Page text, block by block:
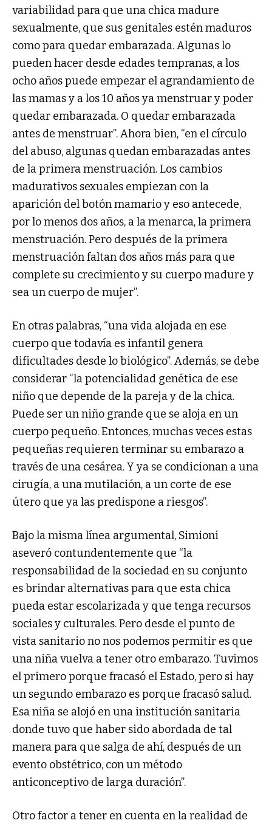
variabilidad para que una chica madure
sexualmente, que sus genitales estén maduros
como para quedar embarazada. Algunas lo
pueden hacer desde edades tempranas, a los
ocho años puede empezar el agrandamiento de
las mamas y a los 10 años ya menstruar y poder
quedar embarazada. O quedar embarazada
antes de menstruar”. Ahora bien, “en el círculo
del abuso, algunas quedan embarazadas antes
de la primera menstruación. Los cambios
madurativos sexuales empiezan con la
aparición del botón mamario y eso antecede,
por lo menos dos años, a la menarca, la primera
menstruación. Pero después de la primera
menstruación faltan dos años más para que
complete su crecimiento y su cuerpo madure y
sea un cuerpo de mujer”.
En otras palabras, “una vida alojada en ese
cuerpo que todavía es infantil genera
dificultades desde lo biológico”. Además, se debe
considerar “la potencialidad genética de ese
niño que depende de la pareja y de la chica.
Puede ser un niño grande que se aloja en un
cuerpo pequeño. Entonces, muchas veces estas
pequeñas requieren terminar su embarazo a
través de una cesárea. Y ya se condicionan a una
cirugía, a una mutilación, a un corte de ese
útero que ya las predispone a riesgos”.
Bajo la misma línea argumental, Simioni
aseveró contundentemente que “la
responsabilidad de la sociedad en su conjunto
es brindar alternativas para que esta chica
pueda estar escolarizada y que tenga recursos
sociales y culturales. Pero desde el punto de
vista sanitario no nos podemos permitir es que
una niña vuelva a tener otro embarazo. Tuvimos
el primero porque fracasó el Estado, pero si hay
un segundo embarazo es porque fracasó salud.
Esa niña se alojó en una institución sanitaria
donde tuvo que haber sido abordada de tal
manera para que salga de ahí, después de un
evento obstétrico, con un método
anticonceptivo de larga duración”.
Otro factor a tener en cuenta en la realidad de